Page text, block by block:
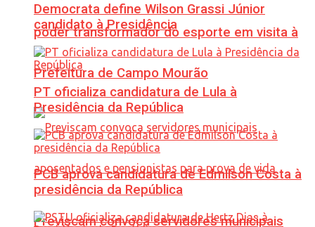
poder transformador do esporte em visita à
Prefeitura de Campo Mourão
Previscam convoca servidores municipais
Democrata define Wilson Grassi Júnior
candidato à Presidência
PT oficializa candidatura de Lula à
Presidência da República
PCB aprova candidatura de Edmilson Costa à
presidência da República